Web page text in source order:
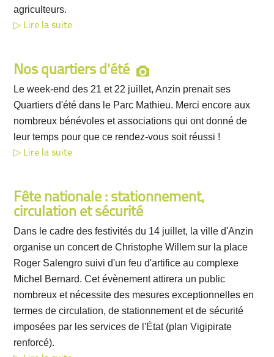
agriculteurs.
Lire la suite
Nos quartiers d'été
Le week-end des 21 et 22 juillet, Anzin prenait ses
Quartiers d'été dans le Parc Mathieu. Merci encore aux
nombreux bénévoles et associations qui ont donné de
leur temps pour que ce rendez-vous soit réussi !
Lire la suite
Fête nationale : stationnement,
circulation et sécurité
Dans le cadre des festivités du 14 juillet, la ville d'Anzin
organise un concert de Christophe Willem sur la place
Roger Salengro suivi d'un feu d'artifice au complexe
Michel Bernard. Cet évènement attirera un public
nombreux et nécessite des mesures exceptionnelles en
termes de circulation, de stationnement et de sécurité
imposées par les services de l'État (plan Vigipirate
renforcé).